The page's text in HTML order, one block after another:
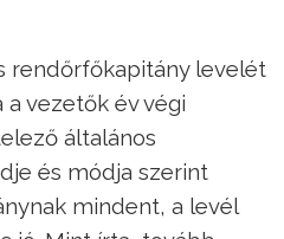
rendőrfőkapitány levelét
vezetők év végi
általános
és módja szerint
mindent, a levél